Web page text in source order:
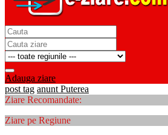
Adauga ziare
post tag anunt Puterea
Ziare Recomandate:
Ziare pe Regiune